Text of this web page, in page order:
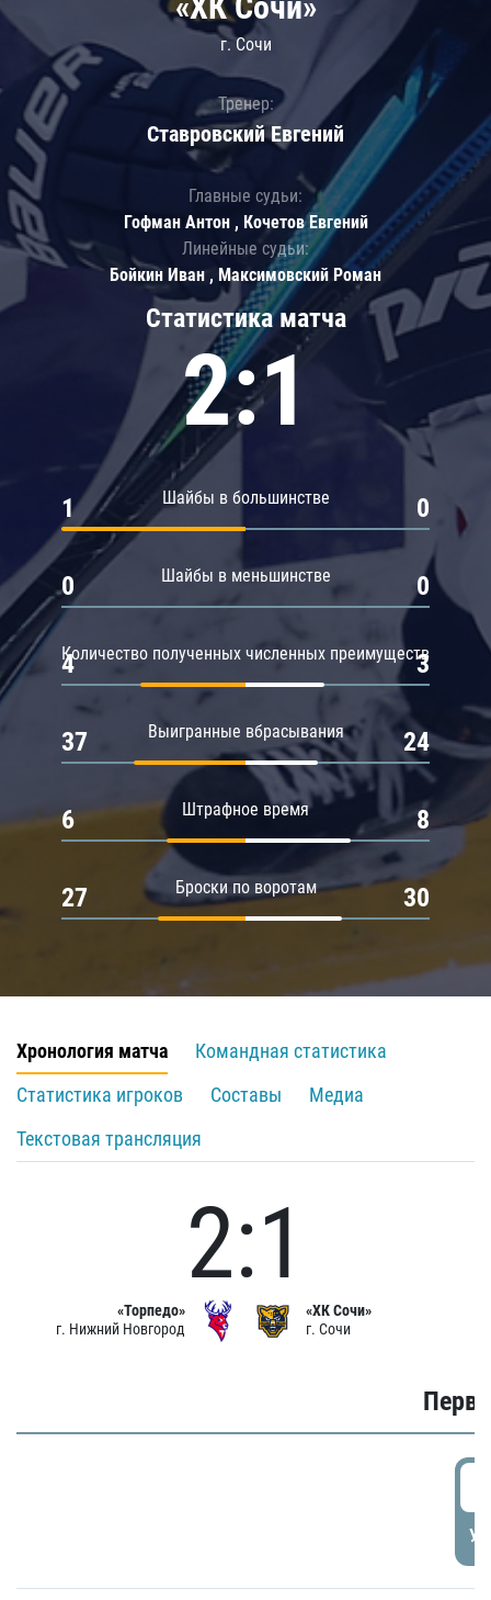
Статистика матча
2:1
Шайбы в большинстве
1 0
Шайбы в меньшинстве
0 0
Количество полученных численных преимуществ
4 3
Выигранные вбрасывания
37 24
Штрафное время
6 8
Броски по воротам
27 30
г. Сочи
Тренер:
Ставровский Евгений
Главные судьи:
Гофман Антон , Кочетов Евгений
Линейные судьи:
Бойкин Иван , Максимовский Роман
Хронология матча
Командная статистика
Статистика игроков
Составы
Медиа
Текстовая трансляция
«Торпедо»
г. Нижний Новгород
2:1
«ХК Сочи»
г. Сочи